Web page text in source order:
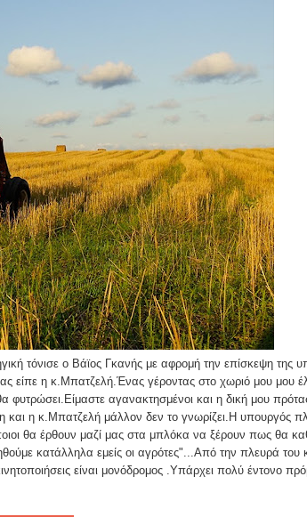
των χωριών της Λίμνης Πλαστήρα από
με ρίζες απο τον Δομοκό που κυριαρχούν στο
Ιδεών - Hackathon που διοργανώνει
στους τομείς της περιβαλλοντικής
κλιματικής αλλαγής
Δομοκού
«ΛΕΙΤΟΥΡΓΙΑ ΒΙΟΚΑ ΧΥΤΑ
πλημμύρες και κινδυνεύουμε να
εκλογών που έλαβαν χώρα την 8η
τόνισε ο Βάϊος Γκανής με αφρομή την επίσκεψη της
είπε η κ.Μπατζελή.Ένας γέροντας στο χωριό μου μου
αγανακτησμένοι και η δική μου
και η κ.Μπατζελή μάλλον δεν το γνωρίζει.Η υπουργός
θα έρθουν μαζί μας στα μπλόκα να ξέρουν πως θα
κατάλληλα εμείς οι αγρότες"...Από την πλευρά του
είναι μονόδρομος .Υπάρχει πολύ έντονο